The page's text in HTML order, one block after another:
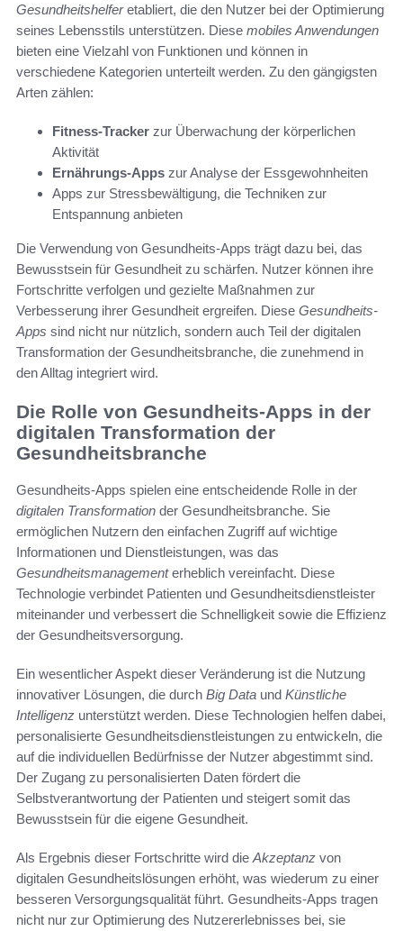
Gesundheitshelferetabliert, die den Nutzer bei der Optimierung
seines Lebensstils unterstützen. Diese mobiles Anwendungen
bieten eine Vielzahl von Funktionen und können in
verschiedene Kategorien unterteilt werden. Zu den gängigsten
Arten zählen:
Fitness-Tracker zur Überwachung der körperlichen
Aktivität
Ernährungs-Apps zur Analyse der Essgewohnheiten
Apps zur Stressbewältigung, die Techniken zur
Entspannung anbieten
Die Verwendung von Gesundheits-Apps trägt dazu bei, das
Bewusstsein für Gesundheit zu schärfen. Nutzer können ihre
Fortschritte verfolgen und gezielte Maßnahmen zur
Verbesserung ihrer Gesundheit ergreifen. Diese Gesundheits-
Apps sind nicht nur nützlich, sondern auch Teil der digitalen
Transformation der Gesundheitsbranche, die zunehmend in
den Alltag integriert wird.
Die Rolle von Gesundheits-Apps in der
digitalen Transformation der
Gesundheitsbranche
Gesundheits-Apps spielen eine entscheidende Rolle in der
digitalen Transformation der Gesundheitsbranche. Sie
ermöglichen Nutzern den einfachen Zugriff auf wichtige
Informationen und Dienstleistungen, was das
Gesundheitsmanagementerheblich vereinfacht. Diese
Technologie verbindet Patienten und Gesundheitsdienstleister
miteinander und verbessert die Schnelligkeit sowie die Effizienz
der Gesundheitsversorgung.
Ein wesentlicher Aspekt dieser Veränderung ist die Nutzung
innovativer Lösungen, die durch Big Data und Künstliche
Intelligenz unterstützt werden. Diese Technologien helfen dabei,
personalisierte Gesundheitsdienstleistungen zu entwickeln, die
auf die individuellen Bedürfnisse der Nutzer abgestimmt sind.
Der Zugang zu personalisierten Daten fördert die
Selbstverantwortung der Patienten und steigert somit das
Bewusstsein für die eigene Gesundheit.
Als Ergebnis dieser Fortschritte wird die Akzeptanz von
digitalen Gesundheitslösungen erhöht, was wiederum zu einer
besseren Versorgungsqualität führt. Gesundheits-Apps tragen
nicht nur zur Optimierung des Nutzererlebnisses bei, sie